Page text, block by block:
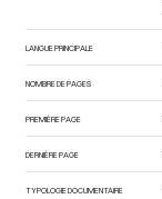
LANGUE PRINCIPALE
NOMBRE DE PAGES
PREMIÈRE PAGE
DERNIÈRE PAGE
TYPOLOGIE DOCUMENTAIRE